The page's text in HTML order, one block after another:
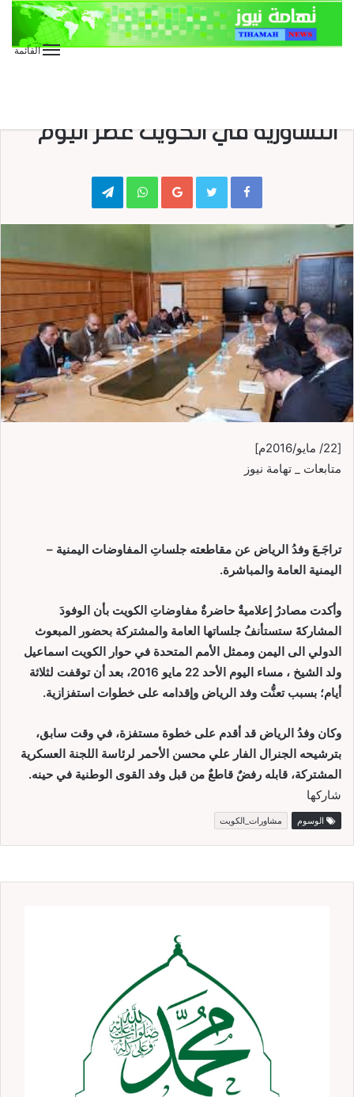
القائمة
التشاورية في الكويت عصر اليوم
Google+
WhatsApp
Telegram
[22/ مايو/2016م]
متابعات _ تهامة نيوز
تراجَـعَ وفدُ الرياض عن مقاطعته جلساتِ المفاوضات اليمنية –
اليمنية العامة والمباشرة.
وأكدت مصادرُ إعلاميةٌ حاضرةٌ مفاوضاتِ الكويت بأن الوفودَ
المشاركةَ ستستأنفُ جلساتها العامة والمشتركة بحضور المبعوث
الدولي الى اليمن وممثل الأمم المتحدة في حوار الكويت اسماعيل
ولد الشيخ ، مساء اليوم الأحد 22 مايو 2016، بعد أن توقفت لثلاثة
أيام؛ بسبب تعنُّت وفد الرياض وإقدامه على خطوات استفزازية.
وكان وفدُ الرياض قد أقدم على خطوة مستفزة، في وقت سابق،
بترشيحه الجنرال الفار علي محسن الأحمر لرئاسة اللجنة العسكرية
المشتركة، قابله رفضٌ قاطعٌ من قبل وفد القوى الوطنية في حينه.
شاركها
الوسوم مشاورات_الكويت